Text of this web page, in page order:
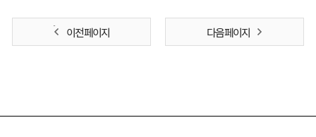
이전 페이지 다음 페이지